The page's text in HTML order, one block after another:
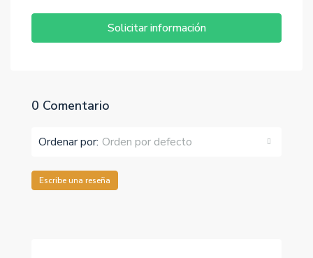
Solicitar información
0 Comentario
Ordenar por: Orden por defecto
Escribe una reseña